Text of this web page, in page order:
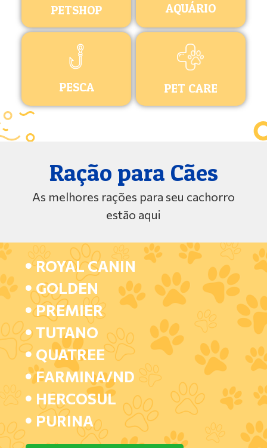
PETSHOP AQUÁRIO
PESCA PET CARE
Ração para Cães
As melhores rações para seu cachorro
estão aqui
ROYAL CANIN
GOLDEN
PREMIER
TUTANO
QUATREE
FARMINA/ND
HERCOSUL
PURINA